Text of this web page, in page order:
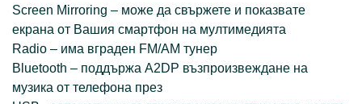
Screen Mirroring – може да свържете и показвате
екрана от Вашия смартфон на мултимедията
Radio – има вграден FM/AM тунер
Bluetooth – поддържа A2DP възпроизвеждане на
музика от телефона през